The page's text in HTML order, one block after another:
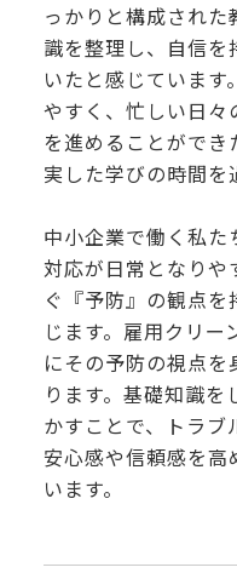
っかりと構成され
識を整理し、自信を
いたと感じています
やすく、忙しい日々
を進めることがで
実した学びの時間を
中小企業で働く私た
対応が日常となり
ぐ『予防』の観点
じます。雇用クリー
にその予防の視点
ります。基礎知識
かすことで、トラブ
安心感や信頼感を高
います。